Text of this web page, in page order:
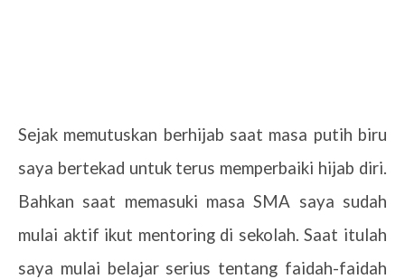
Sejak memutuskan berhijab saat masa putih biru
saya bertekad untuk terus memperbaiki hijab diri.
Bahkan saat memasuki masa SMA saya sudah
mulai aktif ikut mentoring di sekolah. Saat itulah
saya mulai belajar serius tentang faidah-faidah